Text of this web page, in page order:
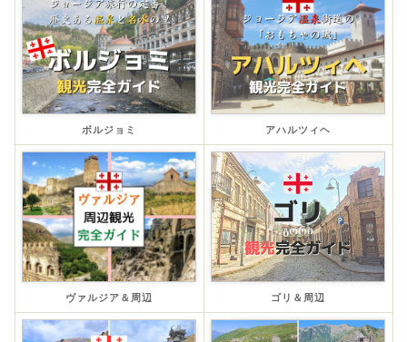
ボルジョミ アハルツィヘ
ヴァルジア＆周辺 ゴリ＆周辺